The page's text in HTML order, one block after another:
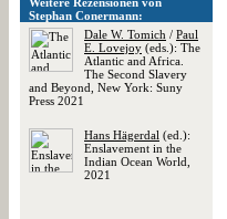
Stephan Conermann:
Dale W. Tomich / Paul
E. Lovejoy (eds.): The
Atlantic and Africa.
The Second Slavery
and Beyond, New York: Suny
Press 2021
Hans Hägerdal (ed.):
Enslavement in the
Indian Ocean World,
2021